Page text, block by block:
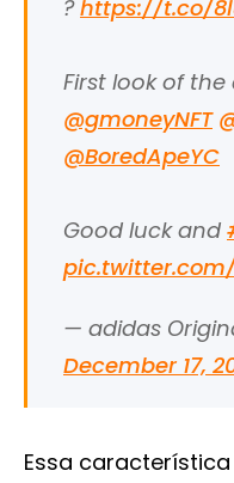
?https://t.co/
First look of
@gmoneyNFT
@BoredApeYC
Good luck and
pic.twitter.com/
— adidas
December 17,
Essa